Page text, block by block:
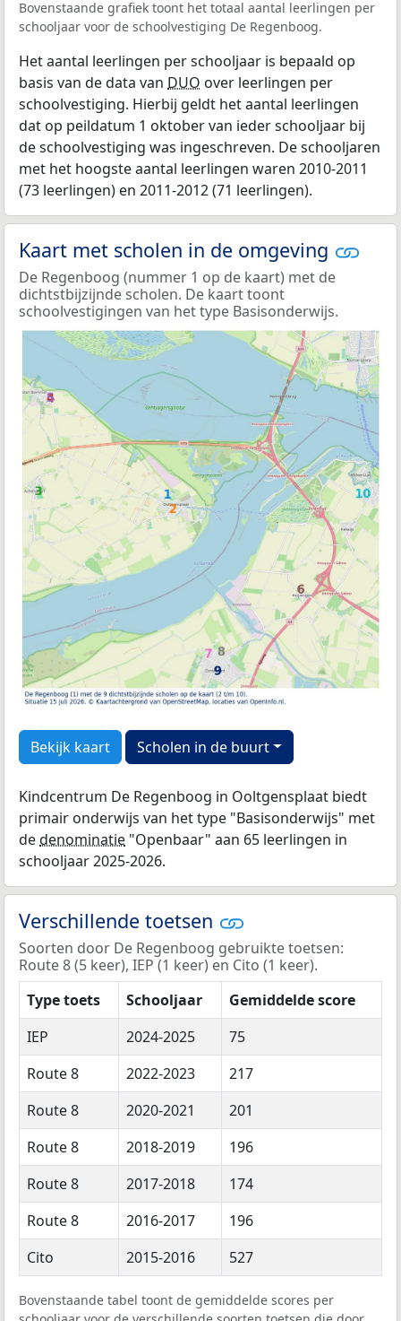
Bovenstaande grafiek toont het totaal aantal leerlingen per
schooljaar voor de schoolvestiging De Regenboog.
Het aantal leerlingen per schooljaar is bepaald op
basis van de data van DUO over leerlingen per
schoolvestiging. Hierbij geldt het aantal leerlingen
dat op peildatum 1 oktober van ieder schooljaar bij
de schoolvestiging was ingeschreven. De schooljaren
met het hoogste aantal leerlingen waren 2010-2011
(73 leerlingen) en 2011-2012 (71 leerlingen).
Kaart met scholen in de omgeving
De Regenboog (nummer 1 op de kaart) met de
dichtstbijzijnde scholen. De kaart toont
schoolvestigingen van het type Basisonderwijs.
Bekijk kaart Scholen in de buurt
Kindcentrum De Regenboog in Ooltgensplaat biedt
primair onderwijs van het type "Basisonderwijs" met
dedenominatie "Openbaar" aan 65 leerlingen in
schooljaar 2025-2026.
Verschillende toetsen
Soorten door De Regenboog gebruikte toetsen:
Route 8 (5 keer), IEP (1 keer) en Cito (1 keer).
Type toets
Schooljaar
Gemiddelde score
IEP
2024-2025
75
Route 8
2022-2023
217
Route 8
2020-2021
201
Route 8
2018-2019
196
Route 8
2017-2018
174
Route 8
2016-2017
196
Cito
2015-2016 527
Bovenstaande tabel toont de gemiddelde scores per